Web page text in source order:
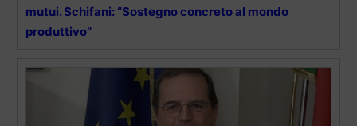
mutui. Schifani: “Sostegno concreto al mondo
produttivo”